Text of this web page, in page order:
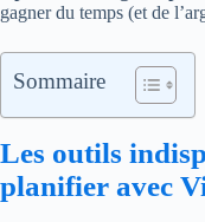
gagner du temps (et de
Sommaire
Les outils
planifier avec